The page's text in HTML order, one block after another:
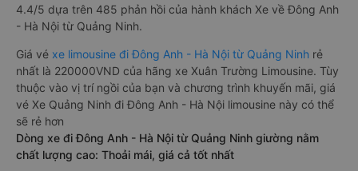
4.4/5 dựa trên 485 phản hồi của hành khách Xe về Đông Anh
- Hà Nội từ Quảng Ninh.
Giá vé xe limousine đi Đông Anh - Hà Nội từ Quảng Ninh rẻ
nhất là 220000VND của hãng xe Xuân Trường Limousine. Tùy
thuộc vào vị trí ngồi của bạn và chương trình khuyến mãi, giá
vé Xe Quảng Ninh đi Đông Anh - Hà Nội limousine này có thể
sẽ rẻ hơn
Dòng xe đi Đông Anh - Hà Nội từ Quảng Ninh giường nằm
chất lượng cao: Thoải mái, giá cả tốt nhất